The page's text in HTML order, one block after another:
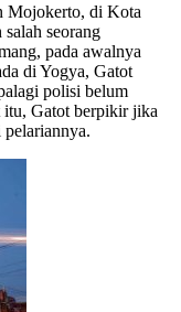
Mojokerto, di Kota
seorang
pada awalnya
di Yogya, Gatot
polisi belum
itu, Gatot berpikir jika